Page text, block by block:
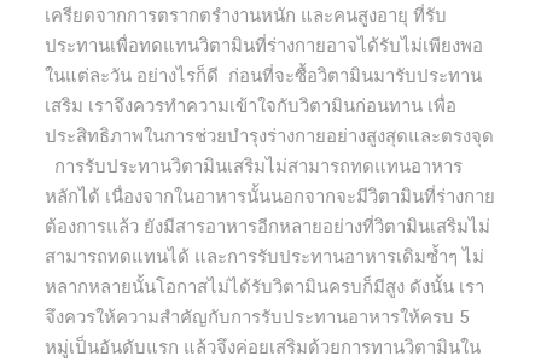
เครียดจากการตรากตรำงานหนัก และคนสูงอายุ ที่รับ
ประทานเพื่อทดแทนวิตามินที่ร่างกายอาจได้รับไม่เพียงพอ
ในแต่ละวัน อย่างไรก็ดี ก่อนที่จะซื้อวิตามินมารับประทาน
เสริม เราจึงควรทำความเข้าใจกับวิตามินก่อนทาน เพื่อ
ประสิทธิภาพในการช่วยบำรุงร่างกายอย่างสูงสุดและตรงจุด
การรับประทานวิตามินเสริมไม่สามารถทดแทนอาหาร
หลักได้ เนื่องจากในอาหารนั้นนอกจากจะมีวิตามินที่ร่างกาย
ต้องการแล้ว ยังมีสารอาหารอีกหลายอย่างที่วิตามินเสริมไม่
สามารถทดแทนได้ และการรับประทานอาหารเดิมซ้ำๆ ไม่
หลากหลายนั้นโอกาสไม่ได้รับวิตามินครบก็มีสูง ดังนั้น เรา
จึงควรให้ความสำคัญกับการรับประทานอาหารให้ครบ 5
หมู่เป็นอันดับแรก แล้วจึงค่อยเสริมด้วยการทานวิตามินใน